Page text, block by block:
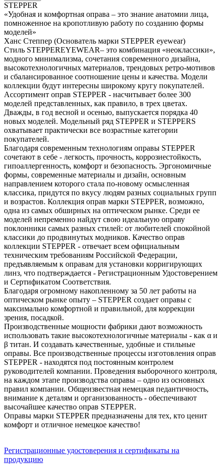
STEPPER
«Удобная и комфортная оправа – это знание анатомии лица,
помноженное на кропотливую работу по созданию формы
моделей»
Ханс Степпер (Основатель марки STEPPER eyewear)
Стиль STEPPEREYEWEAR– это комбинация «неоклассики»,
модного минимализма, сочетания современного дизайна,
высокотехнологичных материалов, трендовых ретро-мотивов
и сбалансированное соотношение цены и качества. Модели
коллекции будут интересны широкому кругу покупателей.
Ассортимент оправ STEPPER - насчитывает более 300
моделей представленных, как правило, в трех цветах.
Дважды, в год весной и осенью, выпускается порядка 40
новых моделей. Модельный ряд STEPPER и STEPPERS
охватывает практически все возрастные категории
покупателей.
Благодаря современным технологиям оправы STEPPER
сочетают в себе - легкость, прочность, коррозиестойкость,
гипоаллергенность, комфорт и безопасность. Эргономичные
формы, современные материалы и дизайн, основным
направлением которого стала по-новому осмысленная
классика, придутся по вкусу людям разных социальных групп
и возрастов. Коллекция оправ марки STEPPER, возможно,
одна из самых обширных на оптическом рынке. Среди ее
моделей непременно найдут свою идеальную оправу
поклонники самых разных стилей: от любителей спокойной
классики до продвинутых модников. Качество оправ
коллекции STEPPER - отвечает всем официальным
техническим требованиям Российской Федерации,
предъявляемым к оправам для установки корригирующих
линз, что подтверждается - Регистрационным Удостоверением
и Сертификатом Соответствия.
Благодаря огромному накопленному за 50 лет работы на
оптическом рынке опыту – STEPPER создает оправы с
максимально комфортной и правильной, для коррекции
зрения, посадкой.
Производственные мощности фабрики дают возможность
использовать такие высокотехнологичные материалы - как α и
β титан. И создавать качественные, удобные и стильные
оправы. Все производственные процессы изготовления оправ
STEPPER - находятся под постоянным контролем
руководителей компании. Проведения выборочного контроля,
на каждом этапе производства оправы – одно из основных
правил компании. Общеизвестная немецкая педантичность,
внимание к деталям и организованность - обеспечивают
высочайшее качество оправ STEPPER.
Оправы марки STEPPER предназначены для тех, кто ценит
комфорт и отличное немецкое качество!
Регистрационные удостоверения и сертификаты на
продукцию